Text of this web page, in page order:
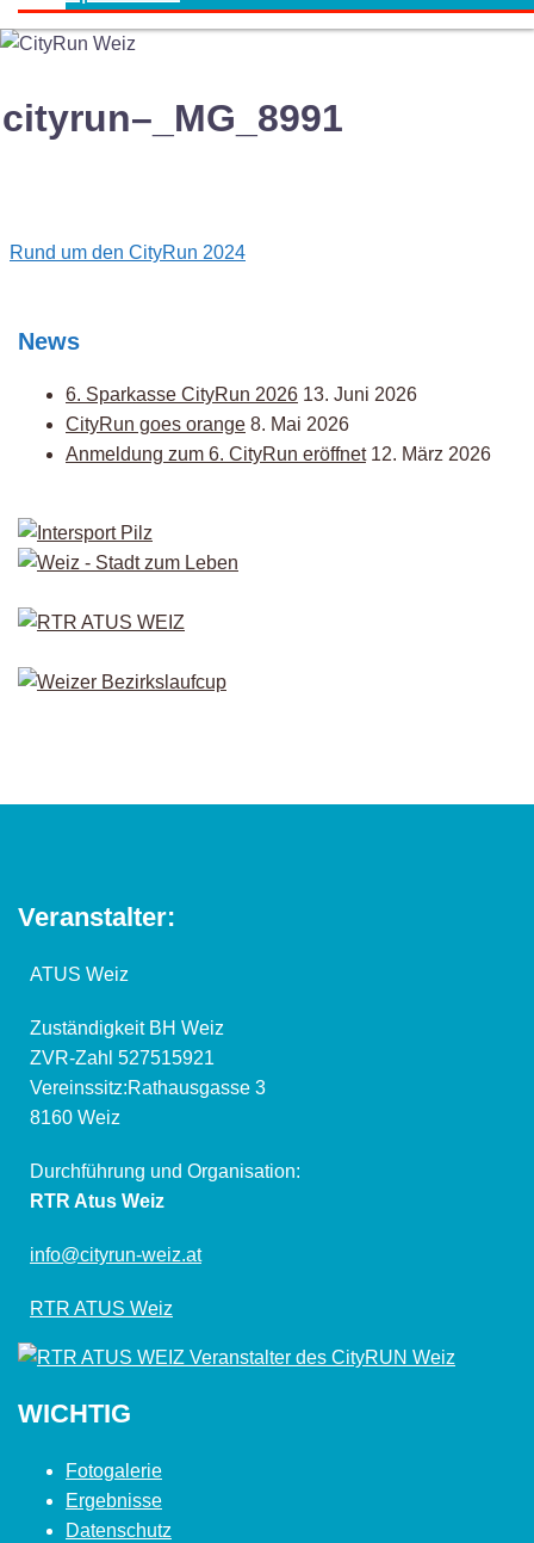
cityrun–_MG_8991
Post
Rund um den CityRun 2024
News
6. Sparkasse CityRun 2026 13. Juni 2026
CityRun goes orange 8. Mai 2026
Anmeldung zum 6. CityRun eröffnet 12. März 2026
Veranstalter:
ATUS Weiz
Zuständigkeit BH Weiz
ZVR-Zahl 527515921
Vereinssitz:Rathausgasse 3
8160 Weiz
Durchführung und Organisation:
RTR Atus Weiz
info@cityrun-weiz.at
RTR ATUS Weiz
WICHTIG
Fotogalerie
Ergebnisse
Datenschutz